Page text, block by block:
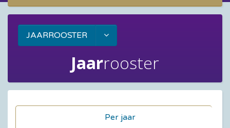
JAARROOSTER
Jaarrooster
Per jaar